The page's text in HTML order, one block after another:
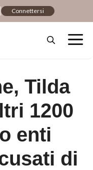
Connettersi
Tilda
1200
enti
di